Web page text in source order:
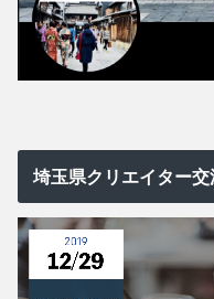
埼玉県クリエイター